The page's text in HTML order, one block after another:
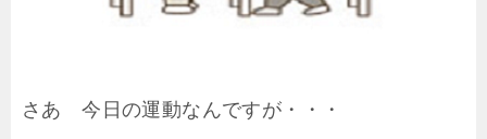
さあ 今日の運動なんですが・・・